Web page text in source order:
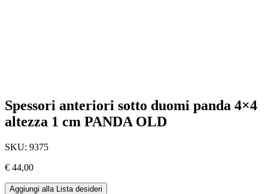
Spessori anteriori sotto duomi panda 4×4
altezza 1 cm PANDA OLD
SKU: 9375
€ 44,00
Aggiungi alla Lista desideri